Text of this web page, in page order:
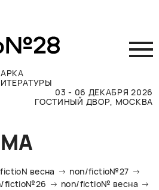
03 - 06 ДЕКАБРЯ 2026
ГОСТИНЫЙ ДВОР, МОСКВА
весна
non/fictio№27
fictio№26
non/fictio№ весна